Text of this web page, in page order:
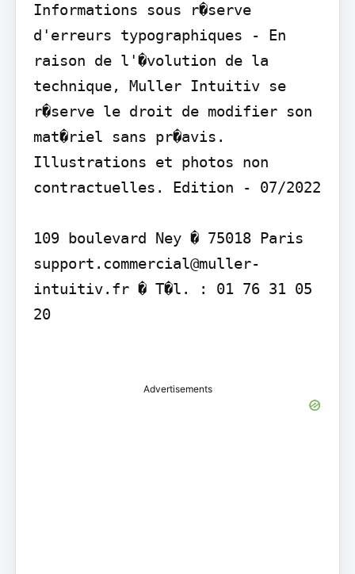
Informations sous r�serve
d'erreurs typographiques - En
raison de l'�volution de la
technique, Muller Intuitiv se
r�serve le droit de modifier son
mat�riel sans pr�avis.
Illustrations et photos non
contractuelles. Edition - 07/2022
109 boulevard Ney � 75018 Paris
support.commercial@muller-
intuitiv.fr � T�l. : 01 76 31 05
20
Advertisements